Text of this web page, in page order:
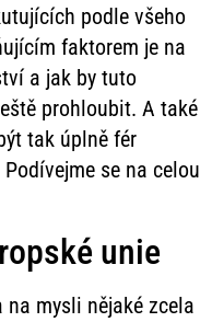
podle všeho
faktorem je na
a jak by tuto
prohloubit. A také
tak úplně fér
se na celou
unie
na mysli nějaké zcela